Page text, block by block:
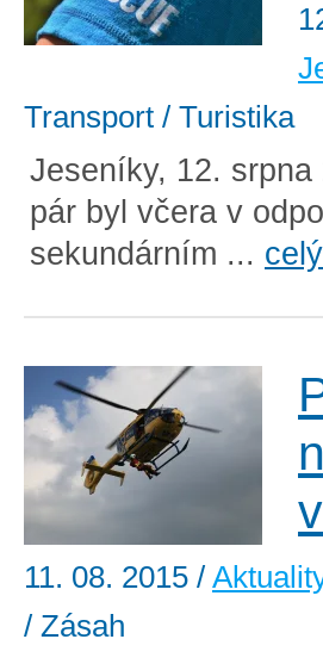
Transport / Turistika
Jeseníky, 12.
pár byl včera v
sekundárním ...
11. 08. 2015 /
/ Zásah